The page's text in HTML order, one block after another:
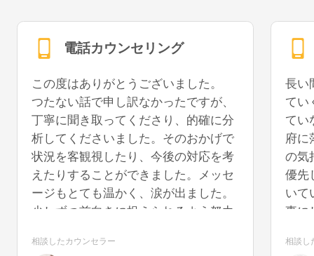
電話カウンセリング
この度はありがとうございました。
つたない話で申し訳なかったですが、
丁寧に聞き取ってくださり、的確に分
析してくださいました。そのおかげで
状況を客観視したり、今後の対応を考
えたりすることができました。メッセ
ージもとても温かく、涙が出ました。
少しずつ前向きに捉えられるよう努力
あれば、再度お話を聞いていただける
相談したカウンセラー
長い
てい
てい
府に
の気
優先
いて
事に
を切
相談し